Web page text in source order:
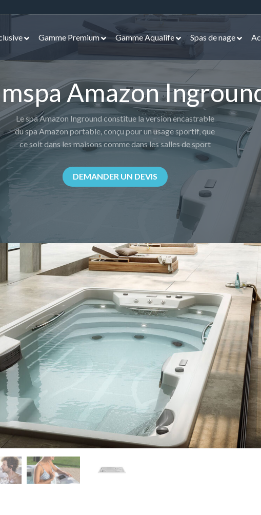
Gamme Premium Gamme Aqualife Spas de nage
Amazon
Le spa Amazon Inground constitue la version encastrable
du spa Amazon portable, conçu pour un usage sportif, que
ce soit dans les maisons comme dans les salles de sport
DEMANDER UN DEVIS